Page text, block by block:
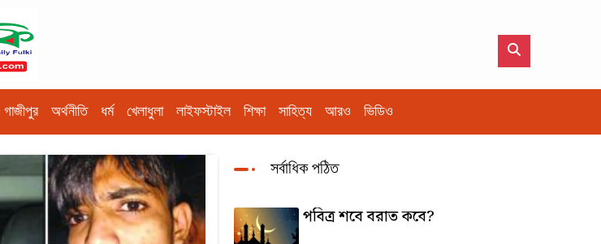
গাজীপুর অর্থনীতি ধর্ম খেলাধুলা লাইফস্টাইল শিক্ষা সাহিত্য আরও ভিডিও
সর্বাধিক পঠিত
পবিত্র শবে বরাত কবে?